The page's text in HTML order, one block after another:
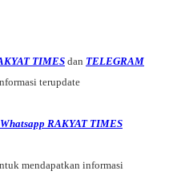
TIMES dan TELEGRAM
terupdate
RAKYAT TIMES
mendapatkan informasi